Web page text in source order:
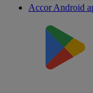
Accor Android